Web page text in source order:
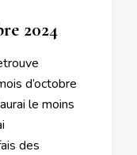
2024
d’octobre
le moins
des